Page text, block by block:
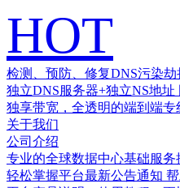
HOT
检测、预防、修复DNS污染劫
独立DNS服务器+独立NS地址
独享带宽，全透明的端到端专
关于我们
公司介绍
专业的全球数据中心基础服务
轻松掌握平台最新公告通知